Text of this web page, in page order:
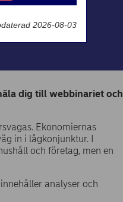
dig till webbinariet och
Ekonomiernas
in i lågkonjunktur. I
och företag, men en
analyser och
2026-08-03